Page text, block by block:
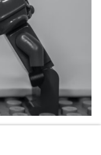
本的に「寡黙」な作